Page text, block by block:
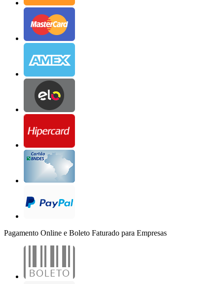
Pagamento Online e Boleto Faturado para Empresas